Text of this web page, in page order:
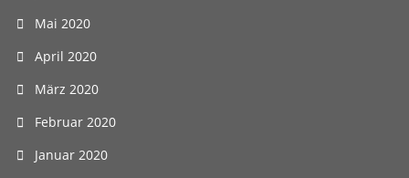
Mai 2020
April 2020
März 2020
Februar 2020
Januar 2020